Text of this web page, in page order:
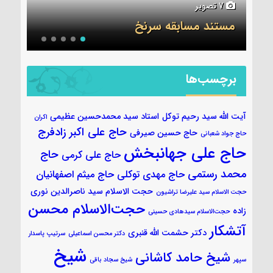
6 تصویر
جلسه قرآن ۷ آبان
برچسب‌ها
آیت الله سید رحیم توکل استاد سید محمدحسین عظیمی اکران
حاج جواد شعبانی حاج حسین صیرفی حاج علی اکبر زادفرج
حاج علی جهانبخش حاج علی کرمی حاج
محمد رستمی حاج مهدی توکلی حاج میثم اصفهانیان
حجت الاسلام سید علیرضا تراشیون حجت الاسلام سید ناصرالدین نوری
زاده حجت‌الاسلام سیدهادی حسینی حجت‌الاسلام محسن
آتشکار دکتر حشمت الله قنبری دکتر محسن اسماعیلی سرتیپ پاسدار
سپهر شیخ حامد کاشانی شیخ سجاد باقی شیخ